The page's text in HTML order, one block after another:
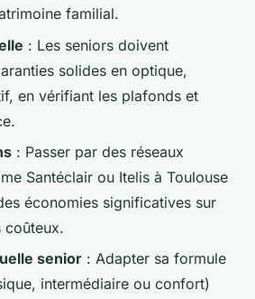
familial.
: Les seniors doivent
solides en optique,
en vérifiant les plafonds et
: Passer par des réseaux
Santéclair ou Itelis à Toulouse
économies significatives sur
coûteux.
senior : Adapter sa formule
intermédiaire ou confort)